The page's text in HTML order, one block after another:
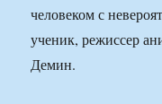
человеком с
ученик, режиссер
Демин.